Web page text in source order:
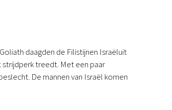
daagden de Filistijnen Israëluit
strijdperk treedt. Met een paar
De mannen van Israël komen